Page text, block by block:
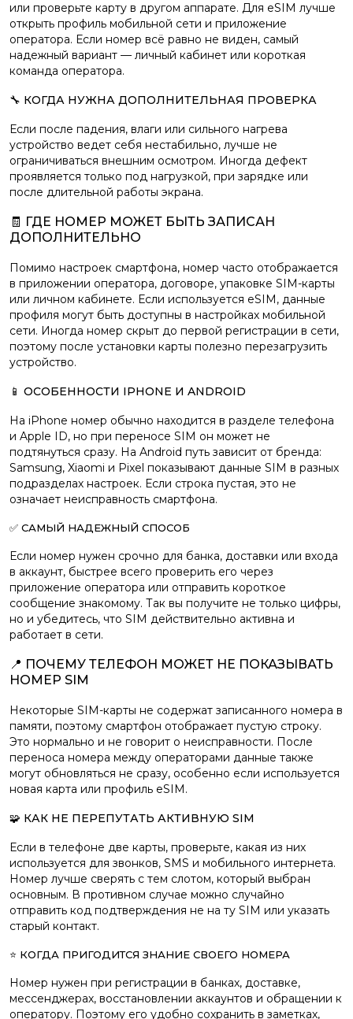
или проверьте карту в другом аппарате. Для eSIM лучше
открыть профиль мобильной сети и приложение
оператора. Если номер всё равно не виден, самый
надежный вариант — личный кабинет или короткая
команда оператора.
🔧 КОГДА НУЖНА ДОПОЛНИТЕЛЬНАЯ ПРОВЕРКА
Если после падения, влаги или сильного нагрева
устройство ведет себя нестабильно, лучше не
ограничиваться внешним осмотром. Иногда дефект
проявляется только под нагрузкой, при зарядке или
после длительной работы экрана.
🧾 ГДЕ НОМЕР МОЖЕТ БЫТЬ ЗАПИСАН
ДОПОЛНИТЕЛЬНО
Помимо настроек смартфона, номер часто отображается
в приложении оператора, договоре, упаковке SIM-карты
или личном кабинете. Если используется eSIM, данные
профиля могут быть доступны в настройках мобильной
сети. Иногда номер скрыт до первой регистрации в сети,
поэтому после установки карты полезно перезагрузить
устройство.
📱 ОСОБЕННОСТИ IPHONE И ANDROID
На iPhone номер обычно находится в разделе телефона
и Apple ID, но при переносе SIM он может не
подтянуться сразу. На Android путь зависит от бренда:
Samsung, Xiaomi и Pixel показывают данные SIM в разных
подразделах настроек. Если строка пустая, это не
означает неисправность смартфона.
✅ САМЫЙ НАДЕЖНЫЙ СПОСОБ
Если номер нужен срочно для банка, доставки или входа
в аккаунт, быстрее всего проверить его через
приложение оператора или отправить короткое
сообщение знакомому. Так вы получите не только цифры,
но и убедитесь, что SIM действительно активна и
работает в сети.
📍 ПОЧЕМУ ТЕЛЕФОН МОЖЕТ НЕ ПОКАЗЫВАТЬ
НОМЕР SIM
Некоторые SIM-карты не содержат записанного номера в
памяти, поэтому смартфон отображает пустую строку.
Это нормально и не говорит о неисправности. После
переноса номера между операторами данные также
могут обновляться не сразу, особенно если используется
новая карта или профиль eSIM.
🧩 КАК НЕ ПЕРЕПУТАТЬ АКТИВНУЮ SIM
Если в телефоне две карты, проверьте, какая из них
используется для звонков, SMS и мобильного интернета.
Номер лучше сверять с тем слотом, который выбран
основным. В противном случае можно случайно
отправить код подтверждения не на ту SIM или указать
старый контакт.
⭐ КОГДА ПРИГОДИТСЯ ЗНАНИЕ СВОЕГО НОМЕРА
Номер нужен при регистрации в банках, доставке,
мессенджерах, восстановлении аккаунтов и обращении к
оператору. Поэтому его удобно сохранить в заметках,